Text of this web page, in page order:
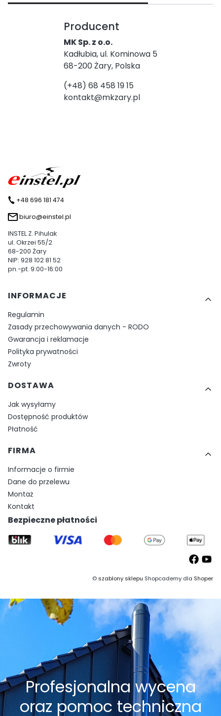
Producent
MK Sp. z o.o.
Kadłubia, ul. Kominowa 5
68-200 Żary, Polska
(+48) 68 458 19 15
kontakt@mkzary.pl
+48 696 181 474
biuro@einstel.pl
INSTEL Z. Pihulak
ul. Okrzei 55/2
68-200 Żary
NIP: 928 102 81 52
pn.-pt. 9:00-16:00
Linki w stopce
INFORMACJE
Regulamin
Zasady przechowywania danych - RODO
Gwarancja i reklamacje
Polityka prywatności
Zwroty
DOSTAWA
Jak wysyłamy
Dostępność produktów
Płatność
FIRMA
Informacje o firmie
Dane do przelewu
Montaż
Kontakt
Bezpieczne płatności
©szablony sklepu Shopcademy dla Shoper
Profesjonalna wycena
oraz pomoc techniczna